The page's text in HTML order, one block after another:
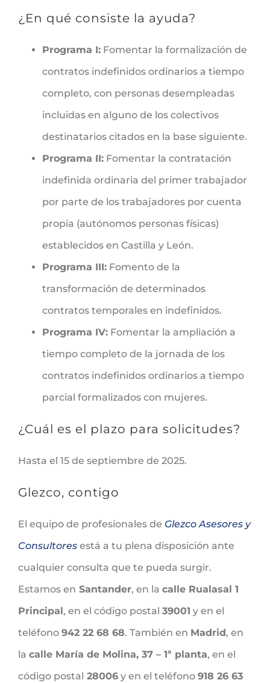
¿En qué consiste la ayuda?
Programa I: Fomentar la formalización de
contratos indefinidos ordinarios a tiempo
completo, con personas desempleadas
incluidas en alguno de los colectivos
destinatarios citados en la base siguiente.
Programa II: Fomentar la contratación
indefinida ordinaria del primer trabajador
por parte de los trabajadores por cuenta
propia (autónomos personas físicas)
establecidos en Castilla y León.
Programa III: Fomento de la
transformación de determinados
contratos temporales en indefinidos.
Programa IV: Fomentar la ampliación a
tiempo completo de la jornada de los
contratos indefinidos ordinarios a tiempo
parcial formalizados con mujeres.
¿Cuál es el plazo para solicitudes?
Hasta el 15 de septiembre de 2025.
Glezco, contigo
El equipo de profesionales de Glezco Asesores y
Consultores está a tu plena disposición ante
cualquier consulta que te pueda surgir.
Estamos en Santander, en la calle Rualasal 1
Principal, en el código postal 39001 y en el
teléfono 942 22 68 68. También en Madrid, en
la calle María de Molina, 37 – 1ª planta, en el
código postal 28006 y en el teléfono 918 26 63